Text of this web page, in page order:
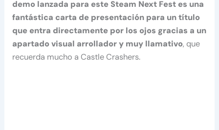
demo lanzada para este Steam Next Fest es una
fantástica carta de presentación para un título
que entra directamente por los ojos gracias a un
apartado visual arrollador y muy llamativo, que
recuerda mucho a Castle Crashers.